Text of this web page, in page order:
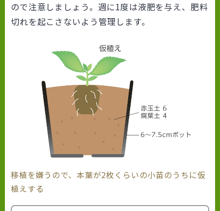
ので注意しましょう。週に1度は液肥を与え、肥料
切れを起こさないよう管理します。
移植を嫌うので、本葉が2枚くらいの小苗のうちに仮
植えする